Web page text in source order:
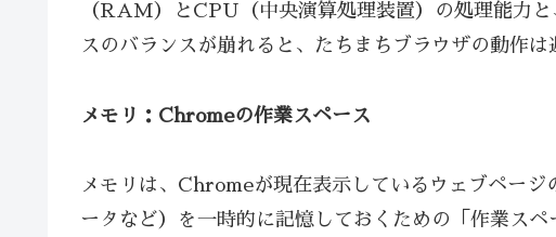
（RAM）とCPU（中央演算処理装置）の処理能力
スのバランスが崩れると、たちまちブラウザの動作は
メモリ：Chromeの作業スペース
メモリは、Chromeが現在表示しているウェブペー
ータなど）を一時的に記憶しておくための「作業ス